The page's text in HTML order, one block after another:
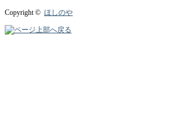
Copyright © ほしのや